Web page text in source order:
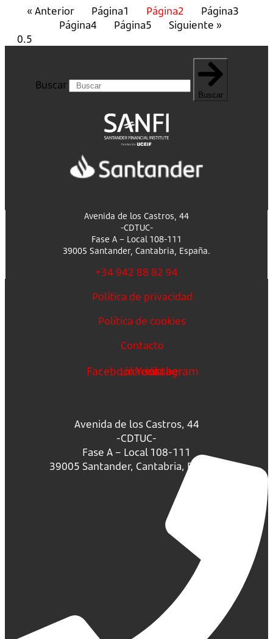
« Anterior Página1 Página2 Página3
Página4 Página5 Siguiente »
Buscar
Buscar
Avenida de los Castros, 44
-CDTUC-
Fase A – Local 108-111
39005 Santander, Cantabria, España.
+34 942 88 82 94
Política de privacidad
Política de cookies
Contacto
FacebookLinkedin
Youtube
Instagram
Avenida de los Castros, 44
-CDTUC-
Fase A – Local 108-111
39005 Santander, Cantabria, España.